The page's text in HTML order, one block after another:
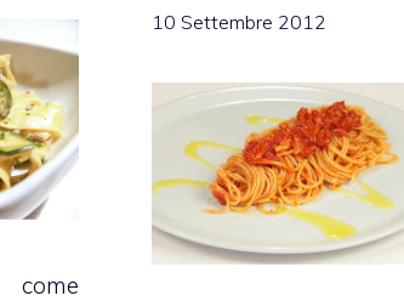
10 Settembre 2012